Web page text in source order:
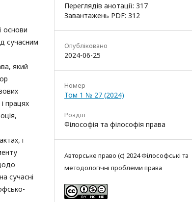
основи
сучасним
який
працях
і
сучасні
Переглядів анотації: 317
Завантажень PDF: 312
Опубліковано
2024-06-25
Номер
Том 1 № 27 (2024)
Розділ
Філософія та філософія права
Авторське право (c) 2024 Філософські та
методологічні проблеми права